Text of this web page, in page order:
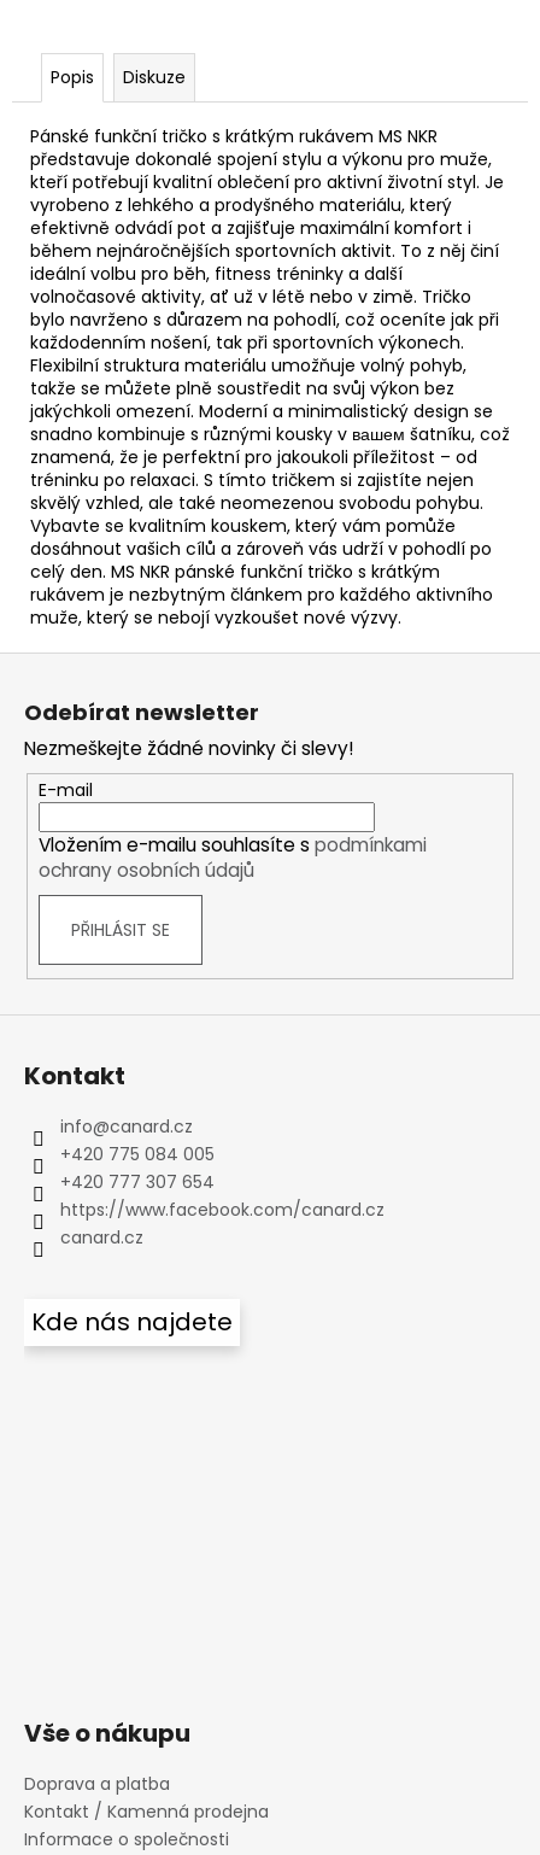
Popis Diskuze
Pánské funkční tričko s krátkým rukávem MS NKR
představuje dokonalé spojení stylu a výkonu pro muže,
kteří potřebují kvalitní oblečení pro aktivní životní styl. Je
vyrobeno z lehkého a prodyšného materiálu, který
efektivně odvádí pot a zajišťuje maximální komfort i
během nejnáročnějších sportovních aktivit. To z něj činí
ideální volbu pro běh, fitness tréninky a další
volnočasové aktivity, ať už v létě nebo v zimě. Tričko
bylo navrženo s důrazem na pohodlí, což oceníte jak při
každodenním nošení, tak při sportovních výkonech.
Flexibilní struktura materiálu umožňuje volný pohyb,
takže se můžete plně soustředit na svůj výkon bez
jakýchkoli omezení. Moderní a minimalistický design se
snadno kombinuje s různými kousky v вашем šatníku, což
znamená, že je perfektní pro jakoukoli příležitost – od
tréninku po relaxaci. S tímto tričkem si zajistíte nejen
skvělý vzhled, ale také neomezenou svobodu pohybu.
Vybavte se kvalitním kouskem, který vám pomůže
dosáhnout vašich cílů a zároveň vás udrží v pohodlí po
celý den. MS NKR pánské funkční tričko s krátkým
rukávem je nezbytným článkem pro každého aktivního
muže, který se nebojí vyzkoušet nové výzvy.
Z
Odebírat newsletter
Nezmeškejte žádné novinky či slevy!
E-mail
Vložením e-mailu souhlasíte s podmínkami
ochrany osobních údajů
PŘIHLÁSIT SE
Kontakt
info@canard.cz
+420 775 084 005
+420 777 307 654
https://www.facebook.com/canard.cz
canard.cz
Kde nás najdete
Vše o nákupu
Doprava a platba
Kontakt / Kamenná prodejna
Informace o společnosti